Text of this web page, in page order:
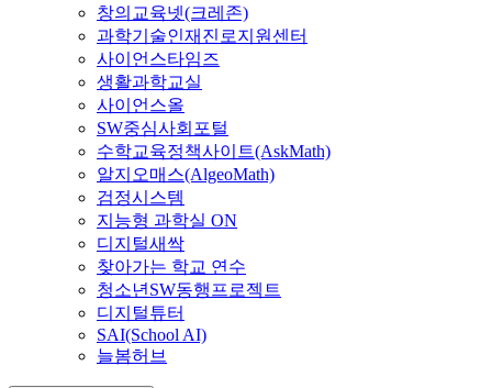
창의교육넷(크레존)
과학기술인재진로지원센터
사이언스타임즈
생활과학교실
사이언스올
SW중심사회포털
수학교육정책사이트(AskMath)
알지오매스(AlgeoMath)
검정시스템
지능형 과학실 ON
디지털새싹
찾아가는 학교 연수
청소년SW동행프로젝트
디지털튜터
SAI(School AI)
늘봄허브